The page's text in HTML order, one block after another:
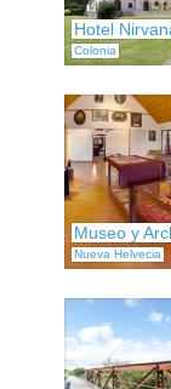
Colonia
Hotel
Nueva Helvecia
Museo y